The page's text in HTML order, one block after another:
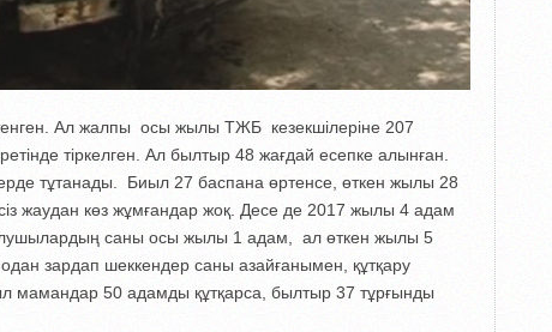
Ал жалпы осы жылы ТЖБ кезекшілеріне 207
тіркелген. Ал былтыр 48 жағдай есепке алынған.
тұтанады. Биыл 27 баспана өртенсе, өткен жылы 28
жаудан көз жұмғандар жоқ. Десе де 2017 жылы 4 адам
саны осы жылы 1 адам, ал өткен жылы 5
зардап шеккендер саны азайғанымен, құтқару
мамандар 50 адамды құтқарса, былтыр 37 тұрғынды